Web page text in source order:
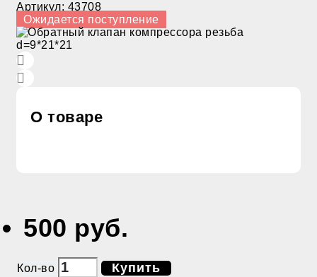
Артикул: 43708
Ожидается поступление
О товаре
500 руб.
Кол-во Купить